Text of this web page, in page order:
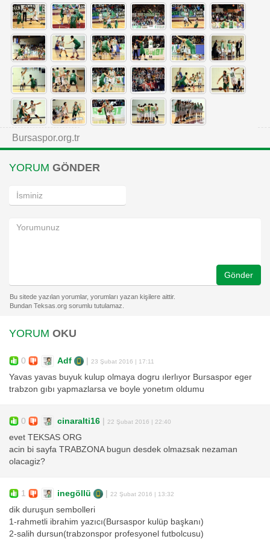
Bursaspor.org.tr
YORUM GÖNDER
Gönder
YORUM OKU
0 Adf | 23 Şubat 2016 | 17:11
Yavas yavas buyuk kulup olmaya dogru ılerlıyor Bursaspor eger
trabzon gıbı yapmazlarsa ve boyle yonetım oldumu
0 cinaralti16 | 22 Şubat 2016 | 22:40
evet TEKSAS ORG
acin bi sayfa TRABZONA bugun desdek olmazsak nezaman
olacagiz?
1 inegöllü | 22 Şubat 2016 | 13:32
dik duruşun sembolleri
1-rahmetli ibrahim yazıcı(Bursaspor kulüp başkanı)
2-salih dursun(trabzonspor profesyonel futbolcusu)